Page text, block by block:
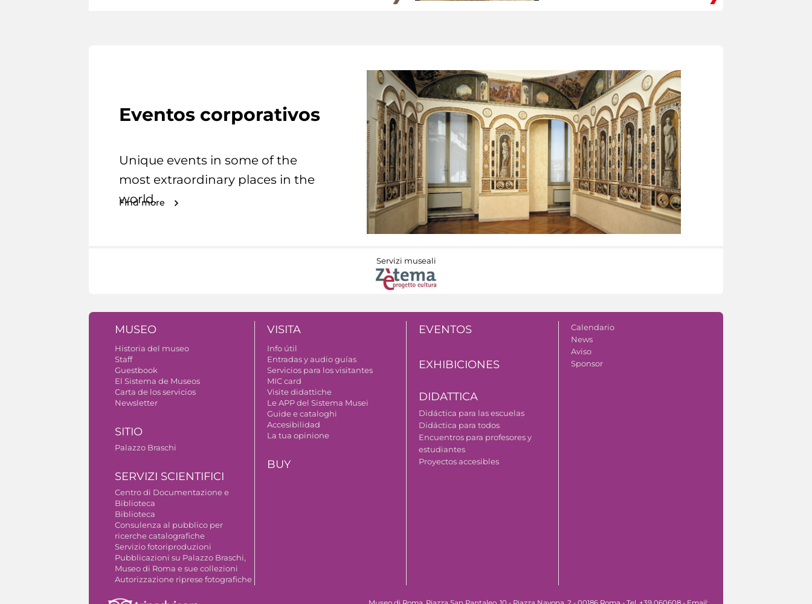
Eventos corporativos
Unique events in some of the
most extraordinary places in the
world.
Find more
Servizi museali
MUSEO
Historia del museo
Staff
Guestbook
El Sistema de Museos
Carta de los servicios
Newsletter
SITIO
Palazzo Braschi
SERVIZI SCIENTIFICI
Centro di Documentazione e
Biblioteca
Biblioteca
Consulenza al pubblico per
ricerche catalografiche
Servizio fotoriproduzioni
Pubblicazioni su Palazzo Braschi,
Museo di Roma e sue collezioni
Autorizzazione riprese fotografiche
VISITA
Info útil
Entradas y audio guías
Servicios para los visitantes
MIC card
Visite didattiche
Le APP del Sistema Musei
Guide e cataloghi
Accesibilidad
La tua opinione
BUY
EVENTOS
EXHIBICIONES
DIDATTICA
Didáctica para las escuelas
Didáctica para todos
Encuentros para profesores y
estudiantes
Proyectos accesibles
Calendario
News
Aviso
Sponsor